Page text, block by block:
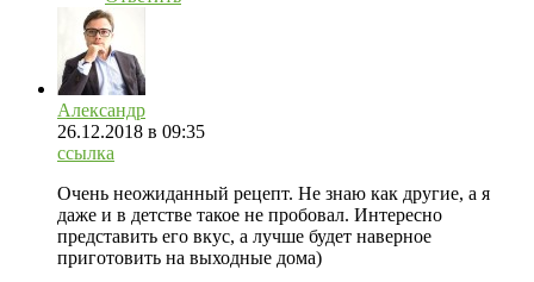
Александр
26.12.2018 в 09:35
ссылка
Очень неожиданный рецепт. Не знаю как другие, а я
даже и в детстве такое не пробовал. Интересно
представить его вкус, а лучше будет наверное
приготовить на выходные дома)